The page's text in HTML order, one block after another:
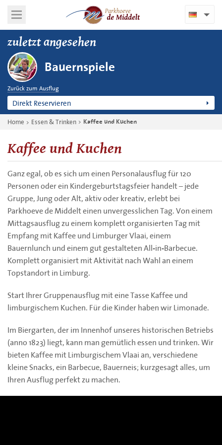
zuletzt angesehen
Bauernspiele
Zurück zum Ausflug
Direkt Reservieren
Home Essen & Trinken Kaffee und Kuchen
Kaffee und Kuchen
Ganz egal, ob es sich um einen Personalausflug für 120
Personen oder einKindergeburtstagsfeierhandelt – jede
Gruppe, Jung oder Alt, aktiv oder kreativ, erlebt bei
Parkhoeve de Middelt einen unvergesslichen Tag. Von einem
Mittagsausflug zu einem komplett organisierten Tag mit
Empfang mit Kaffee und Limburger Vlaai, einem
Bauernlunch und einem gut gestalteten All-in-Barbecue.
Komplett organisiert mit Aktivität nach Wahl an einem
Topstandort in Limburg.
Start Ihrer Gruppenausflug mit eine Tasse Kaffee und
limburgischem Kuchen. Für die Kinder haben wir Limonade.
Im Biergarten, der im Innenhof unseres historischen Betriebs
(anno 1823) liegt, kann man gemütlich essen und trinken. Wir
bieten Kaffee mit Limburgischem Vlaai an, verschiedene
kleine Snacks, ein Barbecue,Bauerneis; kurzgesagt alles, um
Ihren Ausflug perfekt zu machen.